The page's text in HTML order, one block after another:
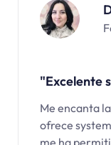
"Excelente
Me encanta
ofrece
me ha